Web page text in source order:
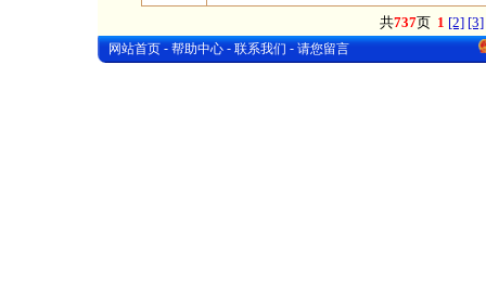
共737页 1 [2] [3]
网站首页 - 帮助中心 - 联系我们 - 请您留言